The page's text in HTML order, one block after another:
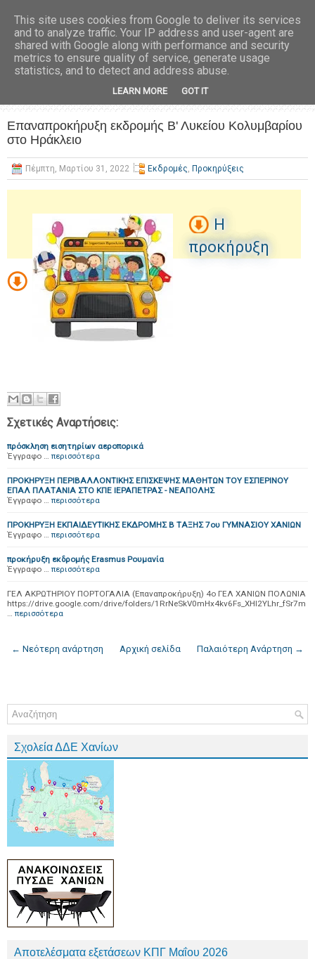
Επαναπροκήρυξη εκδρομής Β' Λυκείου Κολυμβαρίου
στo Ηράκλειο
Πέμπτη, Μαρτίου 31, 2022 Εκδρομές, Προκηρύξεις
Η
προκήρυξη
Σχετικές Αναρτήσεις:
πρόσκληση εισητηρίων αεροπορικά
Έγγραφο … περισσότερα
ΠΡΟΚΗΡΥΞΗ ΠΕΡΙΒΑΛΛΟΝΤΙΚΗΣ ΕΠΙΣΚΕΨΗΣ ΜΑΘΗΤΩΝ ΤΟΥ ΕΣΠΕΡΙΝΟΥ
ΕΠΑΛ ΠΛΑΤΑΝΙΑ ΣΤΟ ΚΠΕ ΙΕΡΑΠΕΤΡΑΣ - ΝΕΑΠΟΛΗΣ
Έγγραφο … περισσότερα
ΠΡΟΚΗΡΥΞΗ ΕΚΠΑΙΔΕΥΤΙΚΗΣ ΕΚΔΡΟΜΗΣ Β ΤΑΞΗΣ 7ου ΓΥΜΝΑΣΙΟΥ ΧΑΝΙΩΝ
Έγγραφο … περισσότερα
προκήρυξη εκδρομής Erasmus Ρουμανία
Έγγραφο … περισσότερα
ΓΕΛ ΑΚΡΩΤΗΡΙΟΥ ΠΟΡΤΟΓΑΛΙΑ (Επαναπροκήρυξη) 4ο ΓΕΛ ΧΑΝΙΩΝ ΠΟΛΩΝΙΑ
https://drive.google.com/drive/folders/1RrNeSkV0mHx4kv6Fs_XHI2YLhr_fSr7m
… περισσότερα
← Νεότερη ανάρτηση Παλαιότερη Ανάρτηση →
Αρχική σελίδα
Σχολεία ΔΔΕ Χανίων
Αποτελέσματα εξετάσεων ΚΠΓ Μαΐου 2026
This site uses cookies from Google to deliver its services
and to analyze traffic. Your IP address and user-agent are
shared with Google along with performance and security
metrics to ensure quality of service, generate usage
statistics, and to detect and address abuse.
LEARN MORE GOT IT